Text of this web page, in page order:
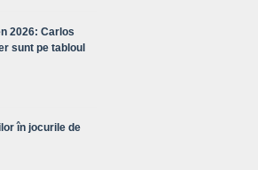
2026: Carlos
sunt pe tabloul
în jocurile de